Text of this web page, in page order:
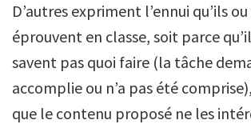
D’autres expriment l’ennui qu’ils
éprouvent en classe, soit parce
savent pas quoi faire (la tâche
accomplie ou n’a pas été
que le contenu proposé ne les